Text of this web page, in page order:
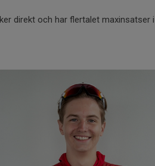
direkt och har flertalet maxinsatser